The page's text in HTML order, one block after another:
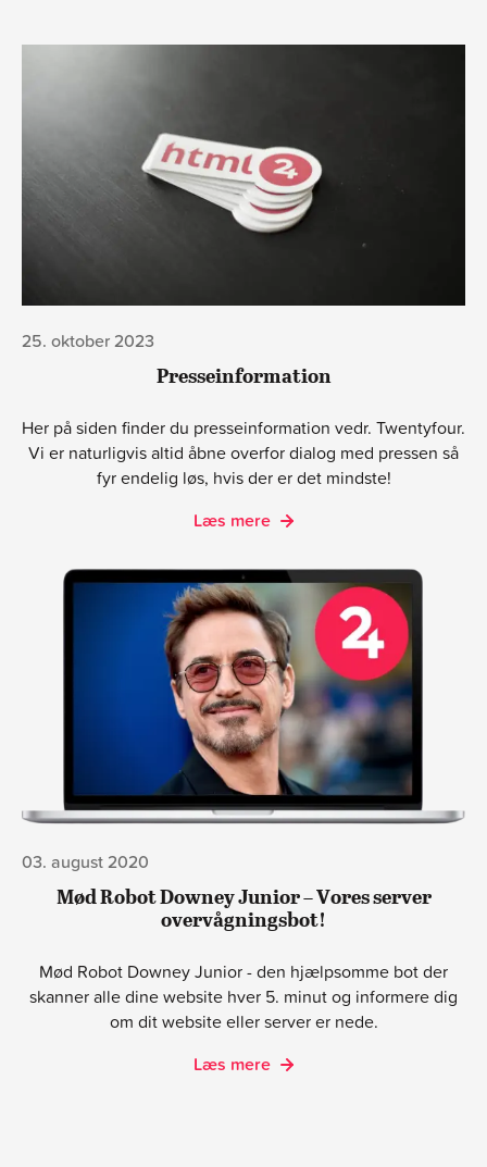
25. oktober 2023
Presseinformation
Her på siden finder du presseinformation vedr. Twentyfour.
Vi er naturligvis altid åbne overfor dialog med pressen så
fyr endelig løs, hvis der er det mindste!
Læs mere
03. august 2020
Mød Robot Downey Junior – Vores server
overvågningsbot!
Mød Robot Downey Junior - den hjælpsomme bot der
skanner alle dine website hver 5. minut og informere dig
om dit website eller server er nede.
Læs mere